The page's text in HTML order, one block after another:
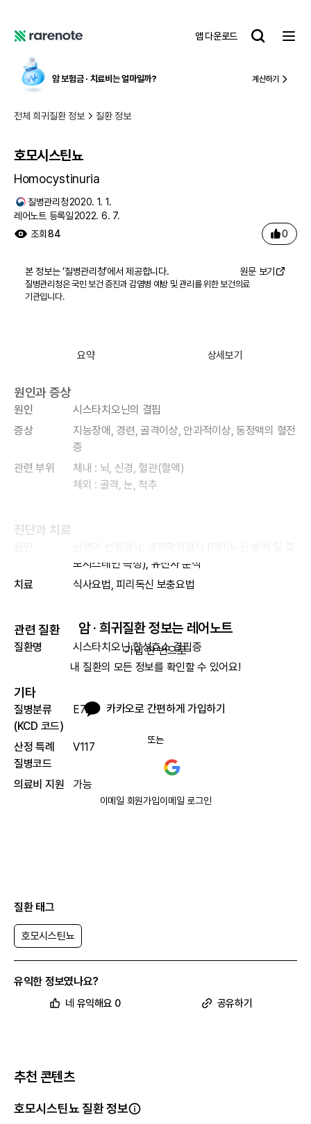
노
앱 다운로드
레
트
암 보험금 ∙ 치료비 는 얼마일까? 계산하기
전체 희귀질환 정보 질환 정보
호모시스틴뇨
Homocystinuria
질병관리청2020. 1. 1.
레어노트 등록일2022. 6. 7.
조회 84 0
본 정보는 ‘질병관리청’에서 제공합니다. 원문 보기
질병관리청은 국민 보건 증진과 감염병 예방 및 관리를 위한 보건의료
기관입니다.
요약 상세보기
원인과 증상
원인
시스타치오닌의 결핍
증상
지능장애, 경련, 골격이상, 안과적이상, 동정맥의 혈전
증
관련 부위
체내 : 뇌, 신경, 혈관(혈액)
체외 : 골격, 눈, 척추
진단과 치료
모시스테인 측정), 유전자 분석
치료
식사요법, 피리독신 보충요법
관련 질환
질환명 시스타치오닌 합성효소 결핍증
기타
질병분류
(KCD 코드)
E72.1
산정 특례
질병코드
V117
의료비 지원 가능
암 · 희귀질환 정보는 레어노트
가입 한 번으로
내 질환의 모든 정보를 확인할 수 있어요!
카카오로 간편하게 가입하기
또는
이메일 회원가입이메일 로그인
질환 태그
호모시스틴뇨
유익한 정보였나요?
네 유익해요 0 공유하기
추천 콘텐츠
호모시스틴뇨 질환 정보